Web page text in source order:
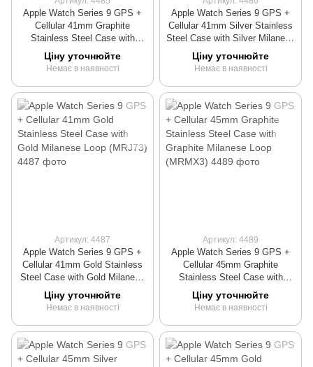
Apple Watch Series 9 GPS +
Cellular 41mm Graphite
Stainless Steel Case with
Graphite Milanese Loop
(MRJA3)
Ціну уточнюйте
Немає в наявності
Apple Watch Series 9 GPS +
Cellular 41mm Silver Stainless
Steel Case with Silver Milanese
Loop (MRJ43)
Ціну уточнюйте
Немає в наявності
Артикул: 4487
Apple Watch Series 9 GPS +
Cellular 41mm Gold Stainless
Steel Case with Gold Milanese
Loop (MRJ73)
Ціну уточнюйте
Немає в наявності
Артикул: 4489
Apple Watch Series 9 GPS +
Cellular 45mm Graphite
Stainless Steel Case with
Graphite Milanese Loop
(MRMX3)
Ціну уточнюйте
Немає в наявності